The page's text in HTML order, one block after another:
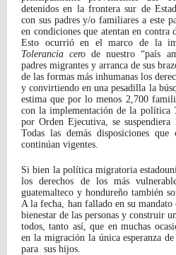
detenidos en la frontera sur de
con sus padres y/o familiares a este
en condiciones que atentan en contra
Esto ocurrió en el marco de la
Tolerancia cerode nuestro “país
padres migrantes y arranca de sus
de las formas más inhumanas los
y convirtiendo en una pesadilla la
estima que por lo menos 2,700
con la implementación de la política
por Orden Ejecutiva, se suspendiera
Todas las demás disposiciones
continúan vigentes.
Si bien la política migratoria
los derechos de los más
guatemalteco y hondureño también
A la fecha, han fallado en su
bienestar de las personas y construir
todos, tanto así, que en muchas
en la migración la única esperanza
para sus hijos.